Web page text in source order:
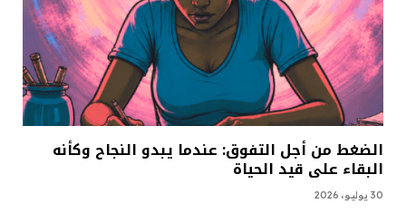
الضغط من أجل التفوق: عندما يبدو النجاح وكأنه
البقاء على قيد الحياة
30 يوليو، 2026